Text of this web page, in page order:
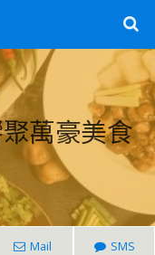
萬豪美食
Mail SMS